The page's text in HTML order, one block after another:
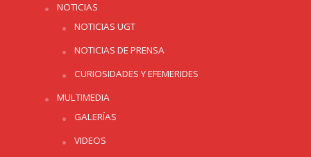
NOTICIAS
NOTICIAS UGT
NOTICIAS DE PRENSA
CURIOSIDADES Y EFEMERIDES
MULTIMEDIA
GALERÍAS
VIDEOS